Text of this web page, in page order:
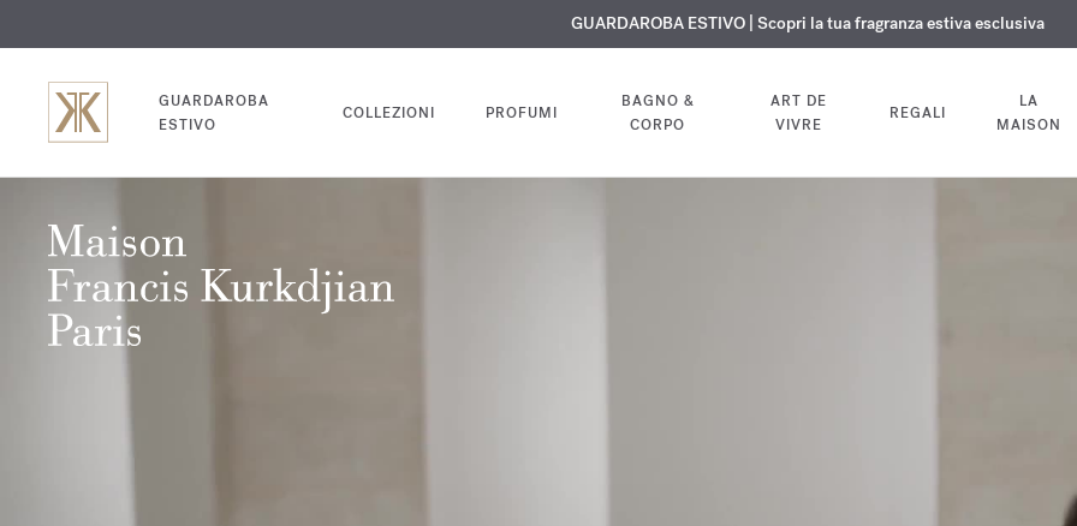
ESCLUSIVO | Scopri la nuova fragranza OUDvelvet moodnel tuo ordine*
INCISIONE GRATUITA | Su tutte le fragranze e gli oli per il corpo fino al 9
GUARDAROBA ESTIVO | Scopri la tua fragranza estiva esclusiva
GUARDAROBA
ESTIVO
COLLEZIONI PROFUMI
BAGNO &
CORPO
ART DE
VIVRE
REGALI
LA
MAISON